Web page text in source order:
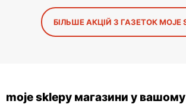
БІЛЬШЕ АКЦІЙ З ГАЗЕТОК MOJE
moje sklepy магазини у вашому